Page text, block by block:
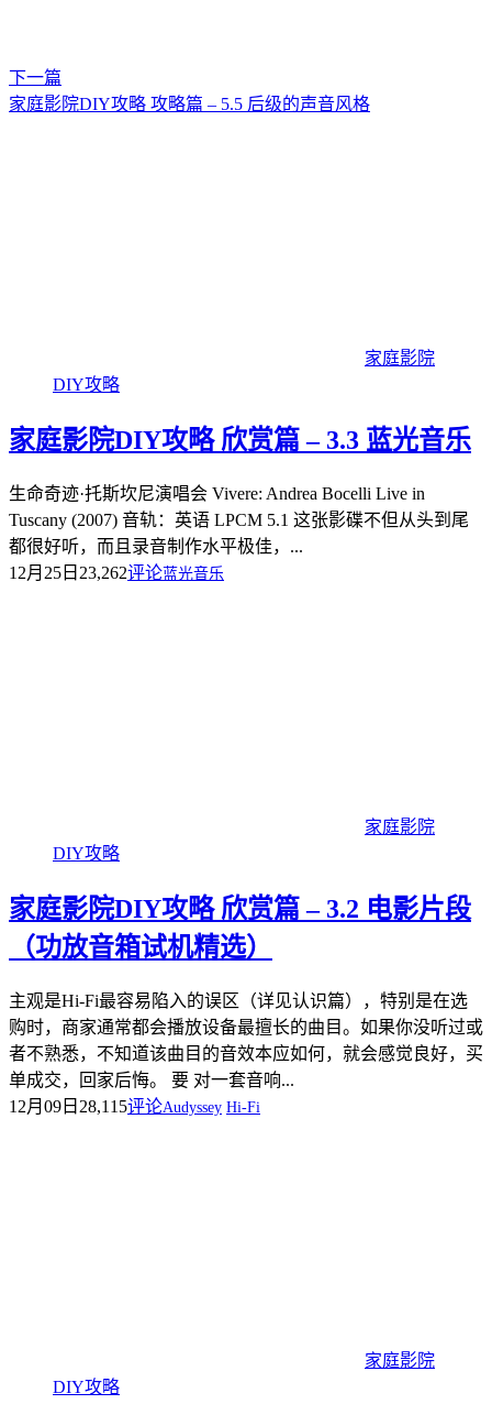
下一篇
家庭影院DIY攻略 攻略篇 – 5.5 后级的声音风格
家庭影院
DIY攻略
家庭影院DIY攻略 欣赏篇 – 3.3 蓝光音乐
生命奇迹·托斯坎尼演唱会 Vivere: Andrea Bocelli Live in
Tuscany (2007) 音轨：英语 LPCM 5.1 这张影碟不但从头到尾
都很好听，而且录音制作水平极佳，...
12月25日 23,262评论蓝光音乐
家庭影院
DIY攻略
家庭影院DIY攻略 欣赏篇 – 3.2 电影片段
（功放音箱试机精选）
主观是Hi-Fi最容易陷入的误区（详见认识篇），特别是在选
购时，商家通常都会播放设备最擅长的曲目。如果你没听过或
者不熟悉，不知道该曲目的音效本应如何，就会感觉良好，买
单成交，回家后悔。 要 对一套音响...
12月09日 28,115评论Audyssey Hi-Fi
家庭影院
DIY攻略